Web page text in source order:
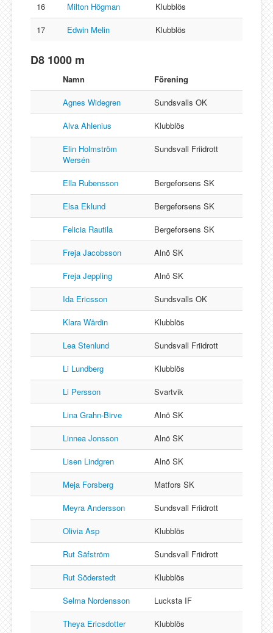
16
Milton Högman
Klubblös
17
Edwin Melin Klubblös
D8 1000 m
Namn
Förening
Agnes Widegren
Sundsvalls OK
Alva Ahlenius
Klubblös
Elin Holmström
Wersén
Sundsvall Friidrott
Ella Rubensson
Bergeforsens SK
Elsa Eklund
Bergeforsens SK
Felicia Rautila
Bergeforsens SK
Freja Jacobsson
Alnö SK
Freja Jeppling
Alnö SK
Ida Ericsson
Sundsvalls OK
Klara Wårdin
Klubblös
Lea Stenlund
Sundsvall Friidrott
Li Lundberg
Klubblös
Li Persson
Svartvik
Lina Grahn-Birve
Alnö SK
Linnea Jonsson
Alnö SK
Lisen Lindgren
Alnö SK
Meja Forsberg
Matfors SK
Meyra Andersson
Sundsvall Friidrott
Olivia Asp
Klubblös
Rut Säfström
Sundsvall Friidrott
Rut Söderstedt
Klubblös
Selma Nordensson
Lucksta IF
Theya Ericsdotter
Klubblös